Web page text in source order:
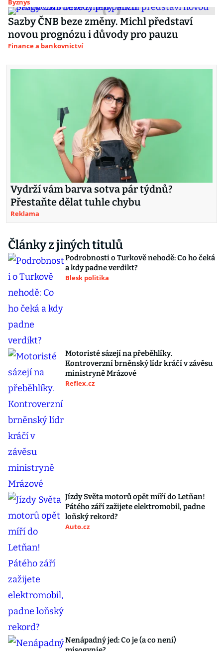
Byznys
Sazby ČNB beze změny. Michl představí
novou prognózu i důvody pro pauzu
Finance a bankovnictví
Vydrží vám barva sotva pár týdnů?
Přestaňte dělat tuhle chybu
Reklama
Články z jiných titulů
Podrobnosti o Turkově nehodě: Co ho čeká
a kdy padne verdikt?
Blesk politika
Motoristé sázejí na přeběhlíky.
Kontroverzní brněnský lídr kráčí v závěsu
ministryně Mrázové
Reflex.cz
Jízdy Světa motorů opět míří do Letňan!
Pátého září zažijete elektromobil, padne
loňský rekord?
Auto.cz
Nenápadný jed: Co je (a co není)